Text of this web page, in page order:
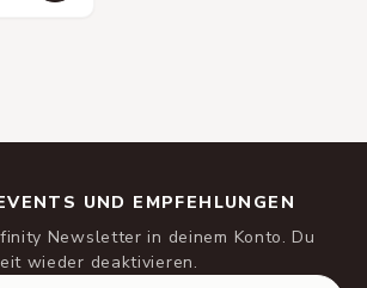
UND EMPFEHLUNGEN
Newsletter in deinem Konto. Du
wieder deaktivieren.